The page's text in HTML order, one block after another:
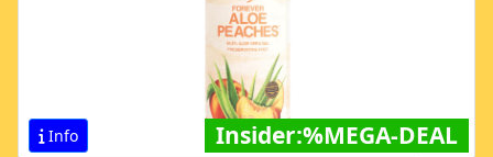
Info Insider:%MEGA-DEAL